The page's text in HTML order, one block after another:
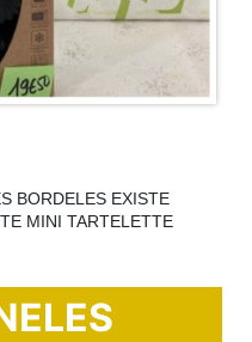
BORDELES EXISTE
MINI TARTELETTE